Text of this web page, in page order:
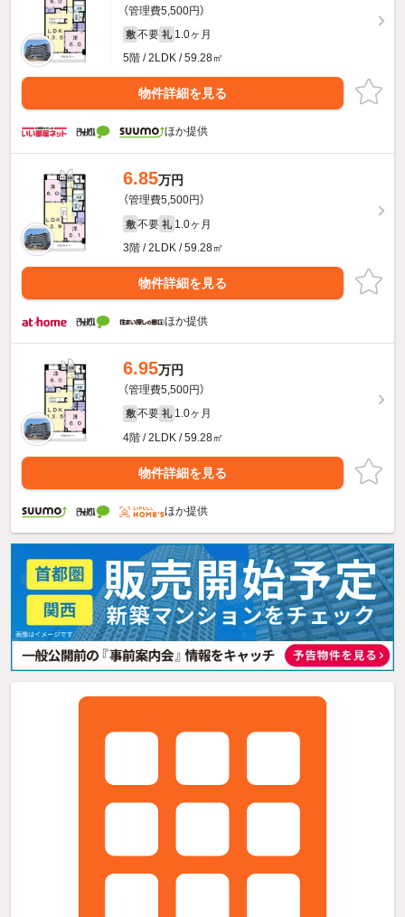
（管理費5,500円）
敷 不要 礼 1.0ヶ月
5階 / 2LDK / 59.28㎡
物件詳細を見る
ほか提供
6.85万円
（管理費5,500円）
敷 不要 礼 1.0ヶ月
3階 / 2LDK / 59.28㎡
物件詳細を見る
ほか提供
6.95万円
（管理費5,500円）
敷 不要 礼 1.0ヶ月
4階 / 2LDK / 59.28㎡
物件詳細を見る
ほか提供